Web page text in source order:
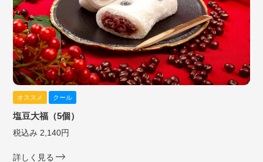
オススメ クール
塩豆大福（5個）
税込み 2,140円
詳しく見る